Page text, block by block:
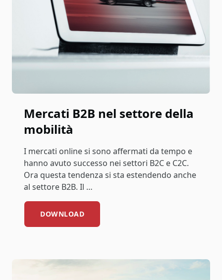
Mercati B2B nel settore della
mobilità
I mercati online si sono affermati da tempo e
hanno avuto successo nei settori B2C e C2C.
Ora questa tendenza si sta estendendo anche
al settore B2B. Il …
DOWNLOAD